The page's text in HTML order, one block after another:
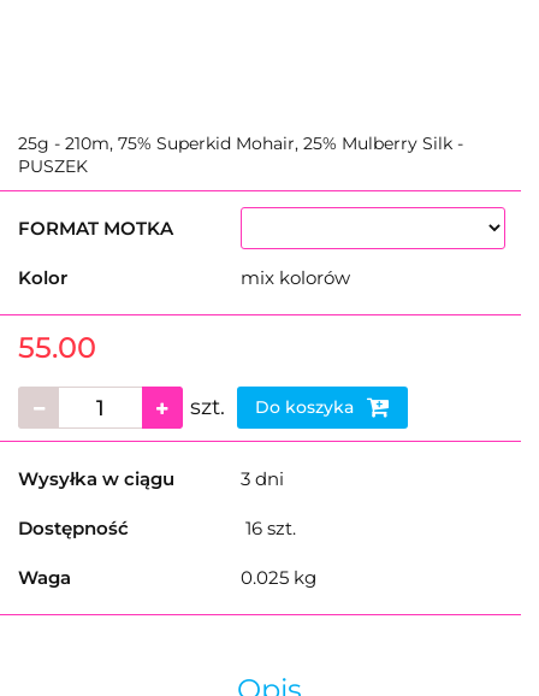
25g - 210m, 75% Superkid Mohair, 25% Mulberry Silk -
PUSZEK
FORMAT MOTKA
Kolor mix kolorów
55.00
szt. Do koszyka
Wysyłka w ciągu 3 dni
Dostępność 16 szt.
Waga 0.025 kg